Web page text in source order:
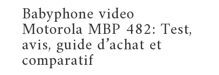
Babyphone video
Motorola MBP 482: Test,
avis, guide d’achat et
comparatif